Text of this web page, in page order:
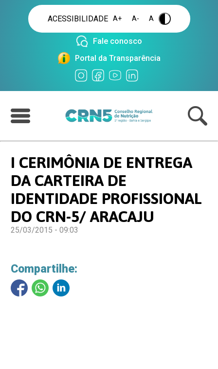
ACESSIBILIDADE A+ A- A .
Fale conosco
Portal da Transparência
I CERIMÔNIA DE ENTREGA
DA CARTEIRA DE
IDENTIDADE PROFISSIONAL
DO CRN-5/ ARACAJU
25/03/2015 - 09:03
Compartilhe: